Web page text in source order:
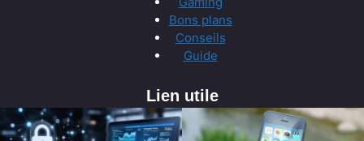
Bons plans
Conseils
Guide
Lien utile